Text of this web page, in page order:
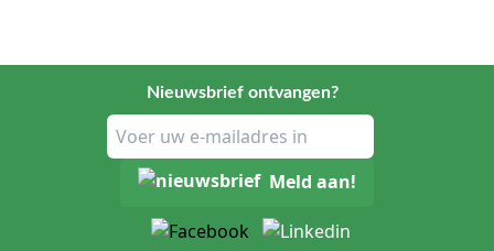
Nieuwsbrief ontvangen?
Meld aan!